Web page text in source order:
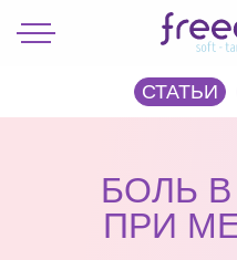
СТАТЬИ
БОЛЬ
ПРИ